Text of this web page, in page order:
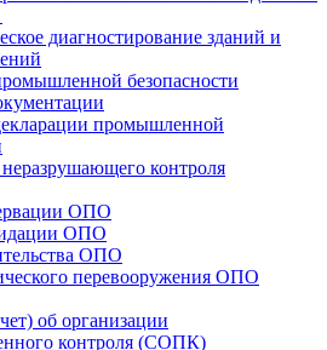
диагностирование зданий и
безопасности
промышленной
контроля
ОПО
ОПО
ОПО
перевооружения ОПО
об организации
контроля (CОПК)